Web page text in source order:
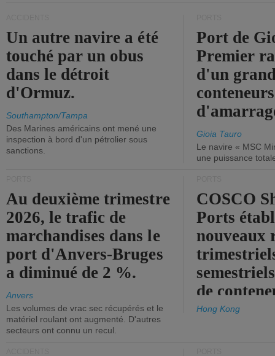
Un autre navire a été
touché par un obus
dans le détroit
d'Ormuz.
Southampton/Tampa
Des Marines américains ont mené une
inspection à bord d'un pétrolier sous
sanctions.
Port de
Premier
d'un
Gioia Tauro
Le navire « MSC
une puissance
Au deuxième trimestre
2026, le trafic de
marchandises dans le
port d'Anvers-Bruges
a diminué de 2 %.
Anvers
Les volumes de vrac sec récupérés et le
matériel roulant ont augmenté. D'autres
secteurs ont connu un recul.
COSCO
Ports
nouveaux
de
Hong Kong